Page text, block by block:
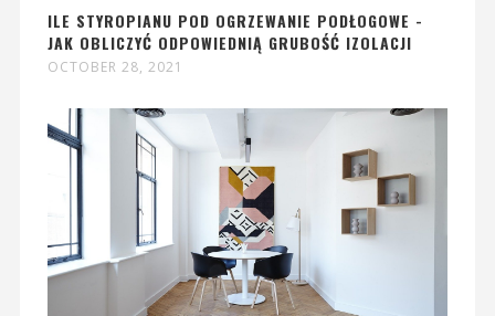
ILE STYROPIANU POD OGRZEWANIE PODŁOGOWE -
JAK OBLICZYĆ ODPOWIEDNIĄ GRUBOŚĆ IZOLACJI
OCTOBER 28, 2021